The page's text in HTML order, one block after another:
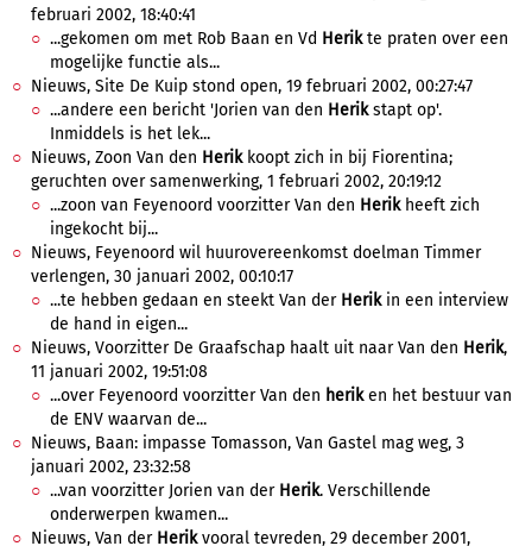
februari 2002, 18:40:41
...gekomen om met Rob Baan en Vd Herikte praten over een
mogelijke functie als...
Nieuws, Site De Kuip stond open, 19 februari 2002, 00:27:47
...andere een bericht 'Jorien van den Herikstapt op'.
Inmiddels is het lek...
Nieuws, Zoon Van den Herikkoopt zich in bij Fiorentina;
geruchten over samenwerking, 1 februari 2002, 20:19:12
...zoon van Feyenoord voorzitter Van den Herikheeft zich
ingekocht bij...
Nieuws, Feyenoord wil huurovereenkomst doelman Timmer
verlengen, 30 januari 2002, 00:10:17
...te hebben gedaan en steekt Van der Herikin een interview
de hand in eigen...
Nieuws, Voorzitter De Graafschap haalt uit naar Van den Herik,
11 januari 2002, 19:51:08
...over Feyenoord voorzitter Van den heriken het bestuur van
de ENV waarvan de...
Nieuws, Baan: impasse Tomasson, Van Gastel mag weg, 3
januari 2002, 23:32:58
...van voorzitter Jorien van der Herik. Verschillende
onderwerpen kwamen...
Nieuws, Van der Herikvooral tevreden, 29 december 2001,